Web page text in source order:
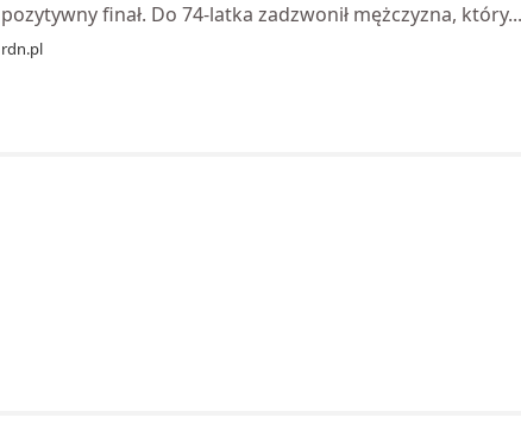
pozytywny finał. Do 74-latka zadzwonił mężczyzna, który...
rdn.pl